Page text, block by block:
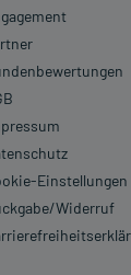
Einstellungen
Widerruf